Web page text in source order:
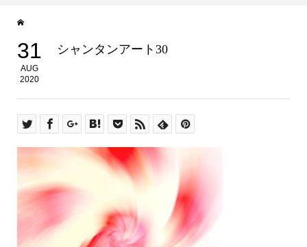
31
AUG
2020
シャンタンアート30